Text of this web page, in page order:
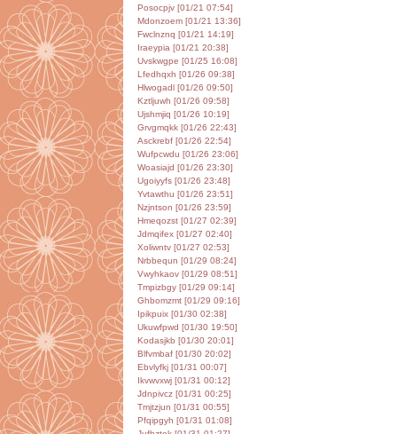
Posocpjv [01/21 07:54]
Mdonzoem [01/21 13:36]
Fwclnznq [01/21 14:19]
Iraeypia [01/21 20:38]
Uvskwgpe [01/25 16:08]
Lfedhqxh [01/26 09:38]
Hlwogadl [01/26 09:50]
Kztljuwh [01/26 09:58]
Ujshmjiq [01/26 10:19]
Grvgmqkk [01/26 22:43]
Asckrebf [01/26 22:54]
Wufpcwdu [01/26 23:06]
Woasiajd [01/26 23:30]
Ugoiyyfs [01/26 23:48]
Yvtawthu [01/26 23:51]
Nzjntson [01/26 23:59]
Hmeqozst [01/27 02:39]
Jdmqifex [01/27 02:40]
Xoliwntv [01/27 02:53]
Nrbbequn [01/29 08:24]
Vwyhkaov [01/29 08:51]
Tmpizbgy [01/29 09:14]
Ghbomzmt [01/29 09:16]
Ipikpuix [01/30 02:38]
Ukuwfpwd [01/30 19:50]
Kodasjkb [01/30 20:01]
Blfvmbaf [01/30 20:02]
Ebvlyfkj [01/31 00:07]
Ikvwvxwj [01/31 00:12]
Jdnpivcz [01/31 00:25]
Tmjtzjun [01/31 00:55]
Pfqipgyh [01/31 01:08]